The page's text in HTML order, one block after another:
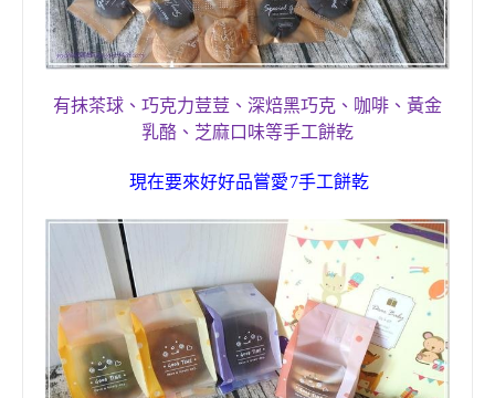
有抹茶球、巧克力荳荳、深焙黑巧克、咖啡、黃金
乳酪、芝麻口味等手工餅乾
現在要來好好品嘗愛7手工餅乾